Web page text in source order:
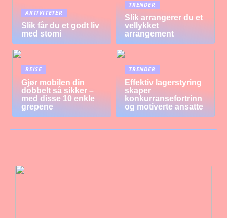
AKTIVITETER
Slik får du et godt liv
med stomi
TRENDER
Slik arrangerer du et
vellykket
arrangement
REISE
Gjør mobilen din
dobbelt så sikker –
med disse 10 enkle
grepene
TRENDER
Effektiv lagerstyring
skaper
konkurransefortrinn
og motiverte ansatte